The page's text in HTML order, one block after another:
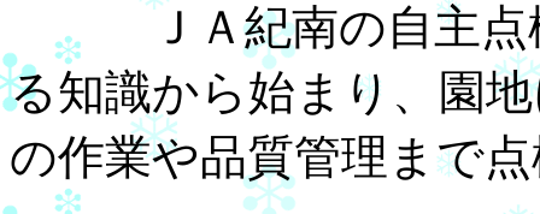
ＪＡ紀南の自主点検
る知識から始まり、園
の作業や品質管理まで